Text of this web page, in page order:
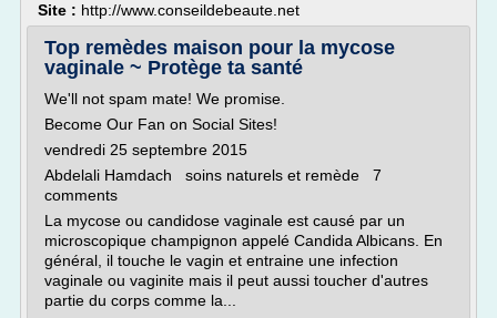
Site : http://www.conseildebeaute.net
Top remèdes maison pour la mycose
vaginale ~ Protège ta santé
We'll not spam mate! We promise.
Become Our Fan on Social Sites!
vendredi 25 septembre 2015
Abdelali Hamdach soins naturels et remède 7
comments
La mycose ou candidose vaginale est causé par un
microscopique champignon appelé Candida Albicans. En
général, il touche le vagin et entraine une infection
vaginale ou vaginite mais il peut aussi toucher d'autres
partie du corps comme la...